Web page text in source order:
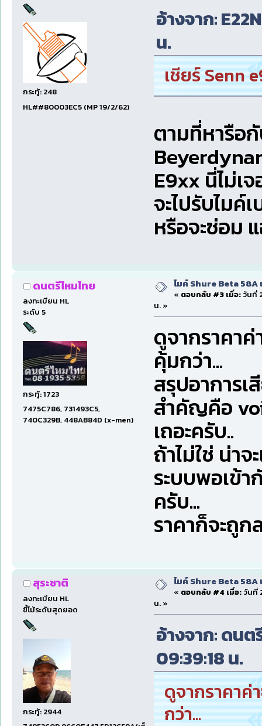
กระทู้: 248
HL##80003EC5 (MP 19/2/62)
อ้างจาก:
น.
เชียร์ Senn
ตามที่หารือ
E9xx นี่ไม่เ
จะไปรับไมค์
หรือจะซ่อม
ดนตรีไหมไทย
ลงทะเบียน HL
ระดับ 5
กระทู้: 1723
7475C786, 731493C5,
740C329B, 448AB84D (x-men)
ไมค์ Shure Beta
« ตอบกลับ #3 เมื่อ:วันที่
น. »
ดูจากราคา
คุ้มกว่า...
สรุปอาการเ
สำคัญคือ
เถอะครับ..
ถ้าไม่ใช่ น่า
ระบบพอเข้
ครับ...
ราคาก็จะถูก
สุระชาติ
ลงทะเบียน HL
ขี้โม้ระดับสุดยอด
กระทู้: 2944
ไมค์ Shure Beta
« ตอบกลับ #4 เมื่อ:วันที่
น. »
อ้างจาก: ดนต
09:39:18 น.
ดูจากราคาค่
กว่า...